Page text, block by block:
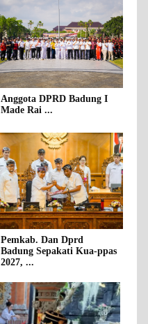
Anggota DPRD Badung I
Made Rai ...
Pemkab. Dan Dprd
Badung Sepakati Kua-ppas
2027, ...